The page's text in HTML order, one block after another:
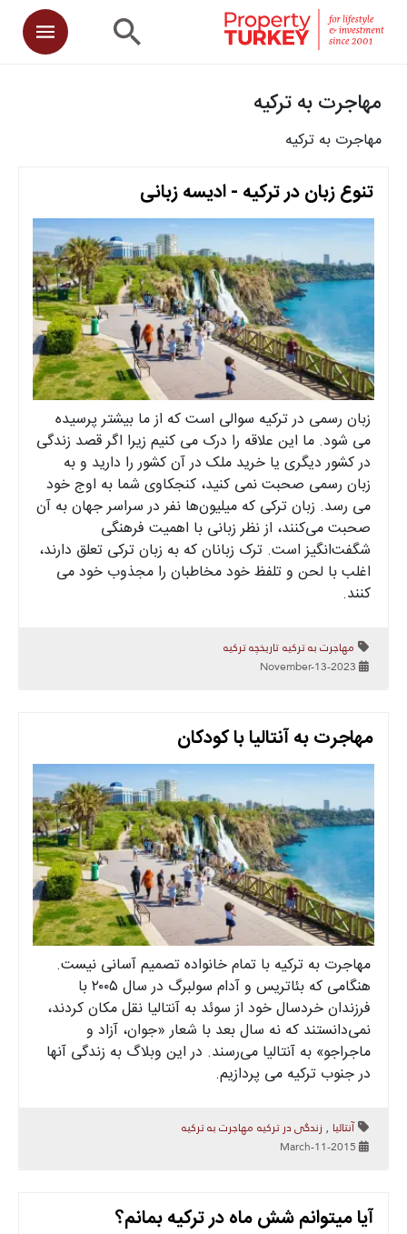
مهاجرت به ترکیه
مهاجرت به ترکیه
تنوع زبان در ترکیه - ادیسه زبانی
زبان رسمی در ترکیه سوالی است که از ما بیشتر پرسیده
می شود. ما این علاقه را درک می کنیم زیرا اگر قصد زندگی
در کشور دیگری یا خرید ملک در آن کشور را دارید و به
زبان رسمی صحبت نمی کنید، کنجکاوی شما به اوج خود
می رسد. زبان ترکی که میلیون‌ها نفر در سراسر جهان به آن
صحبت می‌کنند، از نظر زبانی با اهمیت فرهنگی
شگفت‌انگیز است. ترک زبانان که به زبان ترکی تعلق دارند،
اغلب با لحن و تلفظ خود مخاطبان را مجذوب خود می
کنند.
مهاجرت به ترکیهتاریخچه ترکیه
مهاجرت به آنتالیا با کودکان
مهاجرت به ترکیه با تمام خانواده تصمیم آسانی نیست.
هنگامی که بئاتریس و آدام سولبرگ در سال ۲۰۰۵ با
فرزندان خردسال خود از سوئد به آنتالیا نقل مکان کردند،
نمی‌دانستند که نه سال بعد با شعار «جوان، آزاد و
ماجراجو» به آنتالیا می‌رسند. در این وبلاگ به زندگی آنها
در جنوب ترکیه می پردازیم.
آنتالیا , زندگی در ترکیه مهاجرت به ترکیه
آیا میتوانم شش ماه در ترکیه بمانم؟